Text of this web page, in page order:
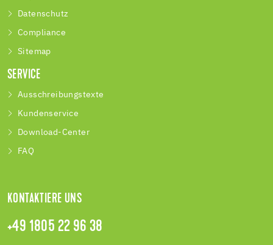
Datenschutz
Compliance
Sitemap
SERVICE
Ausschreibungstexte
Kundenservice
Download-Center
FAQ
KONTAKTIERE UNS
+49 1805 22 96 38